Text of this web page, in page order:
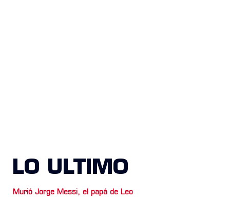
LO ULTIMO
Murió Jorge Messi, el papá de Leo